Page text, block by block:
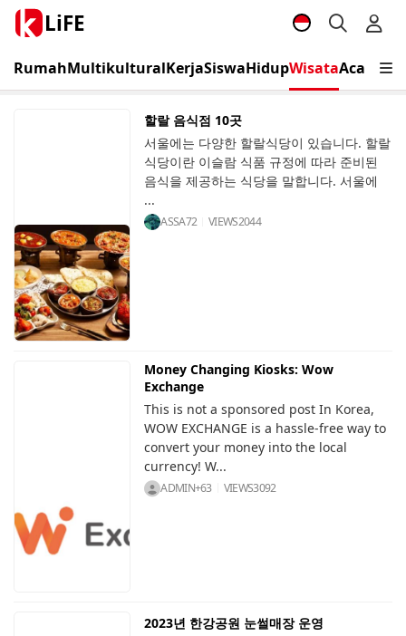
LiFE
RumahMultikulturalKerjaSiswaHidupWisataAcara
할랄 음식점 10곳
서울에는 다양한 할랄식당이 있습니다. 할랄
식당이란 이슬람 식품 규정에 따라 준비된
음식을 제공하는 식당을 말합니다. 서울에
...
ASSA72 VIEWS2044
Money Changing Kiosks: Wow
Exchange
This is not a sponsored post In Korea,
WOW EXCHANGE is a hassle-free way to
convert your money into the local
currency! W...
ADMIN+63 VIEWS3092
2023년 한강공원 눈썰매장 운영